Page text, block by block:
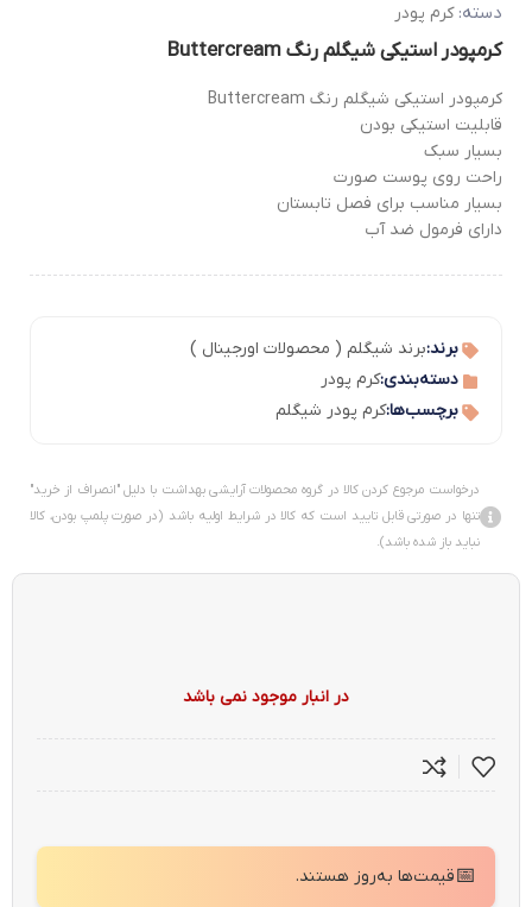
دسته: کرم پودر
کرمپودر استیکی شیگلم رنگ Buttercream
کرمپودر استیکی شیگلم رنگ Buttercream
قابلیت استیکی بودن
بسیار سبک
راحت روی پوست صورت
بسیار مناسب برای فصل تابستان
دارای فرمول ضد آب
برند:برند شیگلم ( محصولات اورجینال )
دسته‌بندی:کرم پودر
برچسب‌ها:کرم پودر شیگلم
درخواست مرجوع کردن کالا در گروه محصولات آرایشی بهداشت با دلیل "انصراف از خرید"
تنها در صورتی قابل تایید است که کالا در شرایط اولیه باشد (در صورت پلمپ بودن، کالا
نباید باز شده باشد).
در انبار موجود نمی باشد
📅قیمت‌ها به‌روز هستند.